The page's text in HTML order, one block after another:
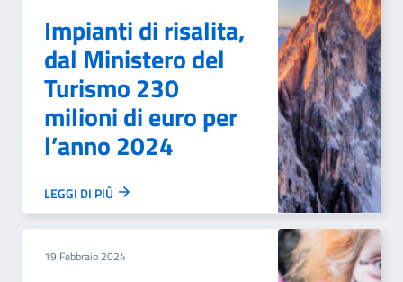
Impianti di risalita,
dal Ministero del
Turismo 230
milioni di euro per
l’anno 2024
LEGGI DI PIÙ
19 Febbraio 2024